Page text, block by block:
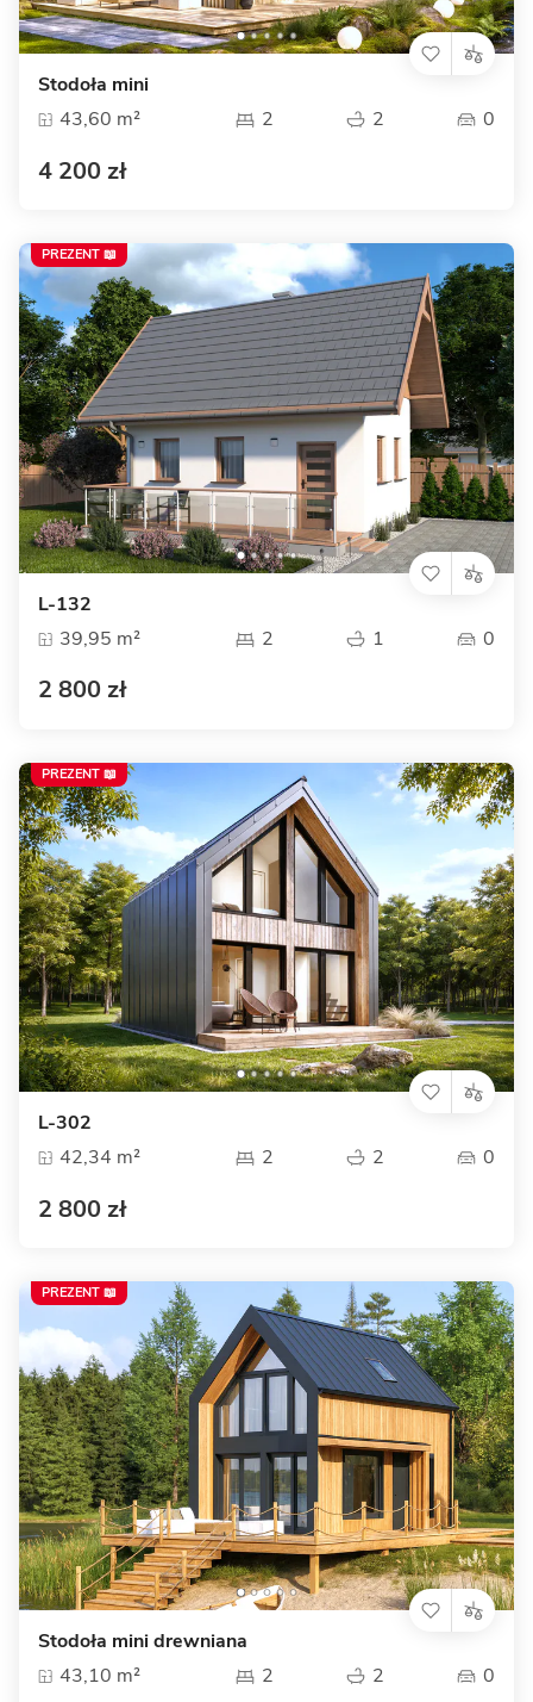
Stodoła mini
43,60 m²
2 2 0
4 200 zł
L-132
39,95 m²
2 1 0
2 800 zł
PREZENT 📖
L-302
42,34 m²
2 2 0
2 800 zł
PREZENT 📖
Stodoła mini drewniana
43,10 m²
2 2 0
PREZENT 📖